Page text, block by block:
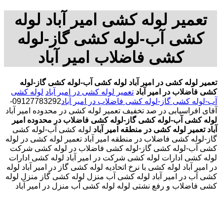
تعمیر لوله کشی امیر آباد لوله
کشی آب-لوله کشی گاز-لوله
کشی فاضلاب امیر آباد
تعمیر لوله کشی در امیر آباد لوله کشی آب-لوله کشی گاز-لوله
کشی فاضلاب در امیر آباد تعمیر لوله کشی در امیر آباد لوله کشی
آب-لوله کشی گاز-لوله کشی فاضلاب در امیر آباد
09127783292-
آقای افراسیابی در صد تخفیف تعمیر لوله کشی در محدوده امیر آباد
لوله کشی آب-لوله کشی گاز-لوله کشی فاضلاب در محدوده امیر
آباد تعمیر لوله کشی در منطقه امیر آباد لوله کشی آب-لوله کشی
گاز-لوله کشی فاضلاب در منطقه امیر آباد تعمیر لوله کشی در لوله
کشی آب-لوله کشی گاز-لوله کشی فاضلاب در لوله کشی شرکت
لوله کشی ادارات لوله کشی شرکت در امیر آباد لوله کشی ادارات
در امیر آباد لوله کشی با نرخ اتحادیه لوله کشی گاز در امیر آباد لوله
کشی آب در امیر آباد لوله کشی آب منزل لوله کشی گاز منزل لوله
کشی فاضلاب و رفع نشتی لوله لوله کشی آب منزل در امیر آباد